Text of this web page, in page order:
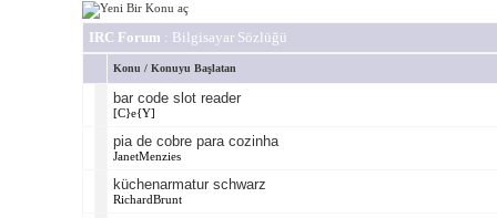
IRC Forum : Bilgisayar Sözlüğü
Konu / Konuyu Başlatan
bar code slot reader
[C}e{Y]
pia de cobre para cozinha
JanetMenzies
küchenarmatur schwarz
RichardBrunt